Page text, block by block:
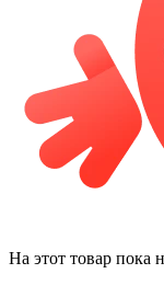
На этот товар пока